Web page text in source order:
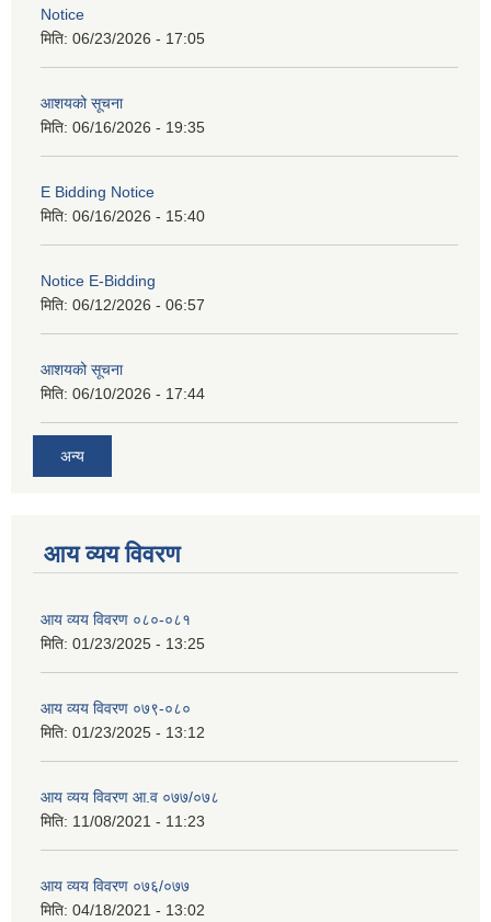
Notice
मिति: 06/23/2026 - 17:05
आशयको सूचना
मिति: 06/16/2026 - 19:35
E Bidding Notice
मिति: 06/16/2026 - 15:40
Notice E-Bidding
मिति: 06/12/2026 - 06:57
आशयको सूचना
मिति: 06/10/2026 - 17:44
अन्य
आय व्यय विवरण
आय व्यय विवरण ०८०-०८१
मिति: 01/23/2025 - 13:25
आय व्यय विवरण ०७९-०८०
मिति: 01/23/2025 - 13:12
आय व्यय विवरण आ.व ०७७/०७८
मिति: 11/08/2021 - 11:23
आय व्यय विवरण ०७६/०७७
मिति: 04/18/2021 - 13:02